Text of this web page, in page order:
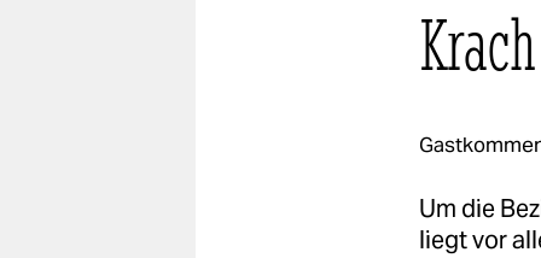
Um die
liegt vor